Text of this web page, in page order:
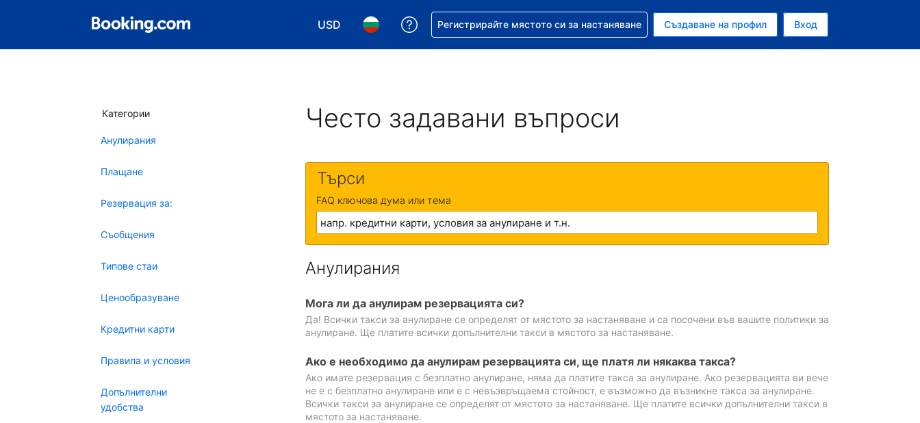
USD
Избор на валута. Избрана валута - Американски долар
Избор на език. Избран език - Български
Помощ с резервацията ви
Регистрирайте мястото си за настаняване Създаване на профил Вход
Категории
Анулирания
Плащане
Резервация за:
Съобщения
Типове стаи
Ценообразуване
Кредитни карти
Правила и условия
Допълнителни
удобства
Често задавани въпроси
Търси
FAQ ключова дума или тема
Анулирания
Мога ли да анулирам резервацията си?
Да! Всички такси за анулиране се определят от мястото за настаняване и са посочени във вашите политики за
анулиране. Ще платите всички допълнителни такси в мястото за настаняване.
Ако е необходимо да анулирам резервацията си, ще платя ли някаква такса?
Ако имате резервация с безплатно анулиране, няма да платите такса за анулиране. Ако резервацията ви вече
не е с безплатно анулиране или е с невъзвръщаема стойност, е възможно да възникне такса за анулиране.
Всички такси за анулиране се определят от мястото за настаняване. Ще платите всички допълнителни такси в
мястото за настаняване.